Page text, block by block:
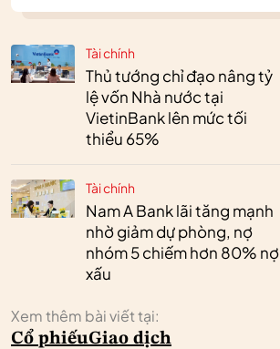
Tài chính
Thủ tướng chỉ đạo nâng tỷ
lệ vốn Nhà nước tại
VietinBank lên mức tối
thiểu 65%
Tài chính
Nam A Bank lãi tăng mạnh
nhờ giảm dự phòng, nợ
nhóm 5 chiếm hơn 80% nợ
xấu
Xem thêm bài viết tại:
Cổ phiếuGiao dịch